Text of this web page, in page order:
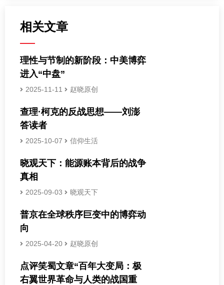
相关文章
理性与节制的新阶段：中美博弈
进入“中盘”
2025-11-11 赵晓原创
查理·柯克的反战思想——刘澎
答读者
2025-10-07 信仰生活
晓观天下：能源账本背后的战争
真相
2025-09-03 晓观天下
普京在全球秩序巨变中的博弈动
向
2025-04-20 赵晓原创
点评笑蜀文章“百年大变局：极
右翼世界革命与人类的战国重